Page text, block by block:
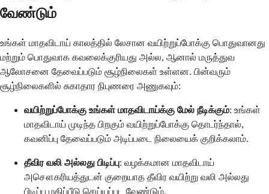
வேண்டும்
உங்கள் மாதவிடாய் காலத்தில் லேசான வயிற்றுப்போக்கு பொதுவானது
மற்றும் பொதுவாக கவலைக்குரியது அல்ல, ஆனால் மருத்துவ
ஆலோசனை தேவைப்படும் சூழ்நிலைகள் உள்ளன. பின்வரும்
சூழ்நிலைகளில் சுகாதார நிபுணரை அணுகவும்:
வயிற்றுப்போக்கு உங்கள் மாதவிடாய்க்கு மேல் நீடிக்கும்: உங்கள்
மாதவிடாய் முடிந்த பிறகும் வயிற்றுப்போக்கு தொடர்ந்தால்,
கவனிப்பு தேவைப்படும் அடிப்படை நிலையைக் குறிக்கலாம்.
தீவிர வலி அல்லது பிடிப்பு: வழக்கமான மாதவிடாய்
அசௌகரியத்துடன் குறையாத தீவிர வயிற்று வலி அல்லது
பிடிப்பு மதிப்பீடு செய்யப்பட வேண்டும்.